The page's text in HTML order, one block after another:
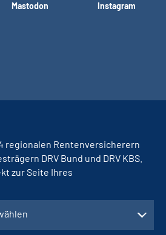
Mastodon Instagram
regionalen Rentenversicherern
DRV Bund und DRV KBS.
zur Seite Ihres